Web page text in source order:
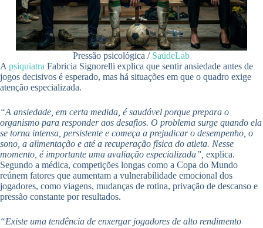
Pressão psicológica / SaúdeLab
A psiquiatra Fabricia Signorelli explica que sentir ansiedade antes de
jogos decisivos é esperado, mas há situações em que o quadro exige
atenção especializada.
“A ansiedade, em certa medida, é saudável porque prepara o
organismo para responder aos desafios. O problema surge quando ela
se torna intensa, persistente e começa a prejudicar o desempenho, o
sono, a alimentação e até a recuperação física do atleta. Nesse
momento, é importante uma avaliação especializada”, explica.
Segundo a médica, competições longas como a Copa do Mundo
reúnem fatores que aumentam a vulnerabilidade emocional dos
jogadores, como viagens, mudanças de rotina, privação de descanso e
pressão constante por resultados.
“Existe uma tendência de enxergar jogadores de alto rendimento